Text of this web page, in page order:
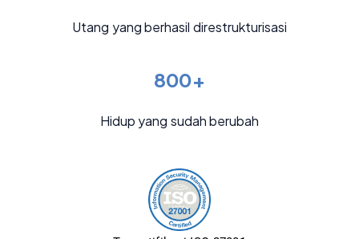
Utang yang berhasil direstrukturisasi
800+
Hidup yang sudah berubah